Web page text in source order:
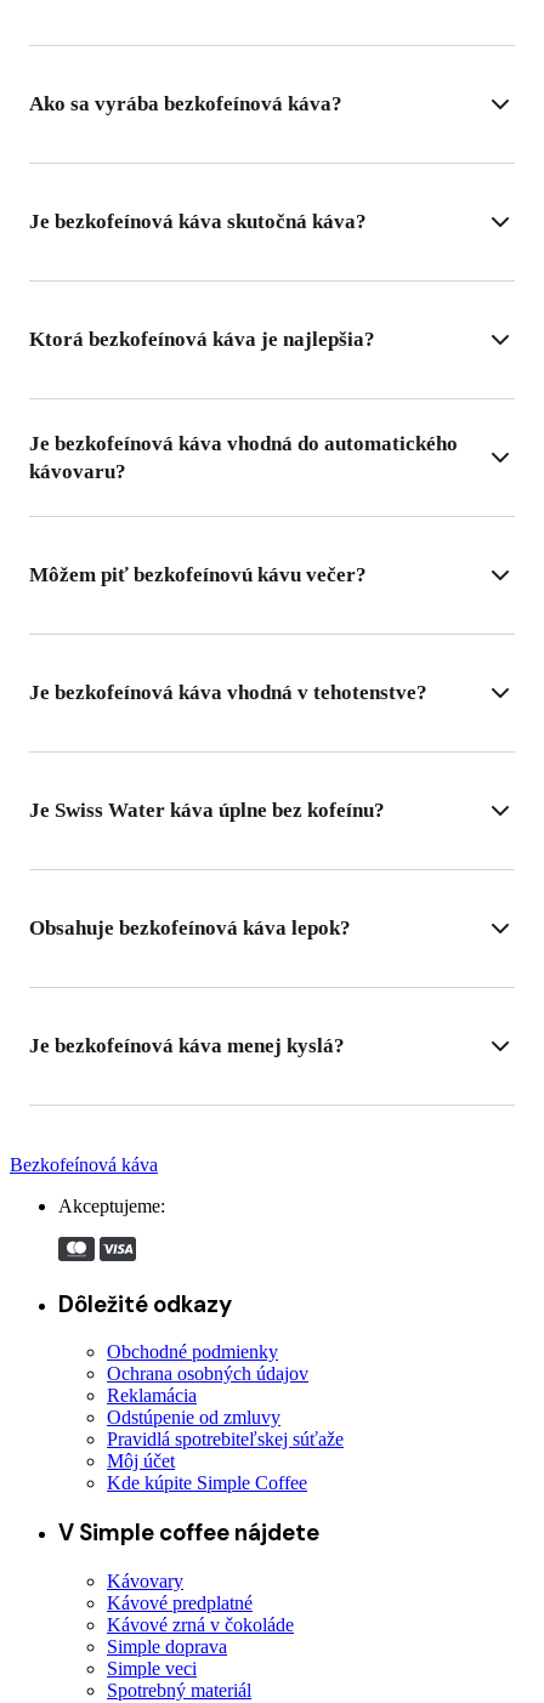
Ako sa vyrába bezkofeínová káva?
Je bezkofeínová káva skutočná káva?
Ktorá bezkofeínová káva je najlepšia?
Je bezkofeínová káva vhodná do automatického
kávovaru?
Môžem piť bezkofeínovú kávu večer?
Je bezkofeínová káva vhodná v tehotenstve?
Je Swiss Water káva úplne bez kofeínu?
Obsahuje bezkofeínová káva lepok?
Je bezkofeínová káva menej kyslá?
Bezkofeínová káva
Akceptujeme:
Dôležité odkazy
Obchodné podmienky
Ochrana osobných údajov
Reklamácia
Odstúpenie od zmluvy
Pravidlá spotrebiteľskej súťaže
Môj účet
Kde kúpite Simple Coffee
V Simple coffee nájdete
Kávovary
Kávové predplatné
Kávové zrná v čokoláde
Simple doprava
Simple veci
Spotrebný materiál